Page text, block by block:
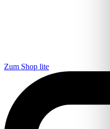
Zum Shop lite